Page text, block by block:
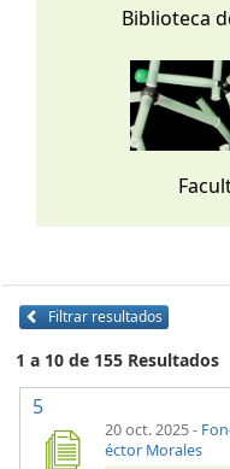
Biblioteca
Filtrar resultados
1 a 10 de 155 Resultados
5
20 oct. 2025-
éctor Morales